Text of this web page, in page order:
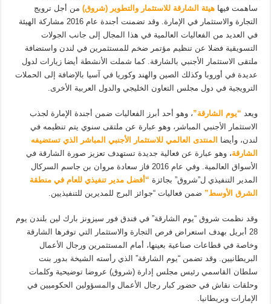
ساهمت فيهاهيئة الشارقة للاستثمار والتطوير (شروق) من أجل ترويج
التجارة والاستثمار في الإمارة. وقد تضمنت أجندة عام 2016 مشاركة الهيئة
في العديد من الفعاليات العالمية في هذا المجال إلى جانب الجولات
التسويقية فضلا عن تنظيم مؤتمر ضخم للمستثمرين في لندن واستضافة
ملتقى الاستثمار الأجنبي بالشارقة. كما شملت الأنشطة أيضا زيارات لدول
عديدة في أوروبا وكذلك الصين والهند وكوريا في آسيا بالإضافة إلى الحملات
الترويجية في دول مجلس التعاون الخليجي والدول العربية الأخرى.
ويعد “يوم الشارقة”، وهو أحد أبرز الفعاليات ضمن أجندة الإمارة لجذب
الاستثمار الأجنبي المباشر، وهو عبارة عن ملتقى سنوي يتم تنظيمه في
لندن، وأيضا المنتدى العالمي للاستثمار الأجنبي المباشر الذي تستضيفه
الشارقة، وهو عبارة عن فعالية جديدة تستهدف تعزيز صورة الشارقة في
الأسواق العالمية. وفي عام 2016 فاز سعادة مروان بن جاسم السركال
المدير التنفيذي ل”شروق” بجائزة “أفضل مدير تنفيذي للعام في منطقة
الشرق الأوسط” ضمن فعاليات “جوائز البرج للمديرين للتنفيذيين.
وقد نظمت شروق “يوم الشارقة” في فندق فور سيزونز بارك لين بلندن يوم
28 أبريل بهدف استعراض فرص التجارة والاستثمار التي توفرها الشارقة
وخاصة في قطاعات صناعية بعينها، أمام المستثمرين ورجال الأعمال
البريطانيين. وقد تضمن “يوم الشارقة” الذي رأسته الشيخة بدور بنت
سلطان القاسمي رئيس مجلس إدارة (شروق) عروضا توضيحية وكلمات
وحلقات نقاش في حضور كبار رجال الأعمال والمسؤولين الحكوميين في
الإمارات وبريطانيا.